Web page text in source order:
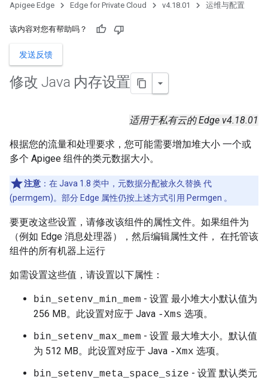
Apigee Edge Edge for Private Cloud v4.18.01 运维与配置
该内容对您有帮助吗？
发送反馈
修改 Java 内存设置
适用于私有云的 Edge v4.18.01
根据您的流量和处理要求，您可能需要增加堆大小 一个或
多个 Apigee 组件的类元数据大小。
注意 ：在 Java 1.8 类中，元数据分配被永久替换 代
(permgem)。部分 Edge 属性仍按上述方式引用 Permgen 。
要更改这些设置，请修改该组件的属性文件。如果组件为
（例如 Edge 消息处理器），然后编辑属性文件， 在托管该
组件的所有机器上运行
如需设置这些值，请设置以下属性：
bin_setenv_min_mem - 设置 最小堆大小默认值为
256 MB。此设置对应于 Java -Xms 选项。
bin_setenv_max_mem - 设置 最大堆大小。默认值
为 512 MB。此设置对应于 Java -Xmx 选项。
bin_setenv_meta_space_size - 设置 默认类元